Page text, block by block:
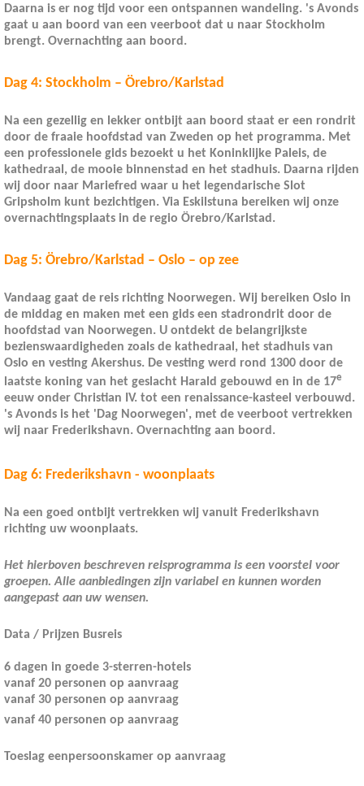
Daarna is er nog tijd voor een ontspannen wandeling. 's Avonds
gaat u aan boord van een veerboot dat u naar Stockholm
brengt. Overnachting aan boord.
Dag 4: Stockholm – Örebro/Karlstad
Na een gezellig en lekker ontbijt aan boord staat er een rondrit
door de fraaie hoofdstad van Zweden op het programma. Met
een professionele gids bezoekt u het Koninklijke Paleis, de
kathedraal, de mooie binnenstad en het stadhuis. Daarna rijden
wij door naar Mariefred waar u het legendarische Slot
Gripsholm kunt bezichtigen. Via Eskilstuna bereiken wij onze
overnachtingsplaats in de regio Örebro/Karlstad.
Dag 5: Örebro/Karlstad – Oslo – op zee
Vandaag gaat de reis richting Noorwegen. Wij bereiken Oslo in
de middag en maken met een gids een stadrondrit door de
hoofdstad van Noorwegen. U ontdekt de belangrijkste
bezienswaardigheden zoals de kathedraal, het stadhuis van
Oslo en vesting Akershus. De vesting werd rond 1300 door de
laatste koning van het geslacht Harald gebouwd en in de 17e
eeuw onder Christian IV. tot een renaissance-kasteel verbouwd.
's Avonds is het 'Dag Noorwegen', met de veerboot vertrekken
wij naar Frederikshavn. Overnachting aan boord.
Dag 6: Frederikshavn - woonplaats
Na een goed ontbijt vertrekken wij vanuit Frederikshavn
richting uw woonplaats.
Het hierboven beschreven reisprogramma is een voorstel voor
groepen. Alle aanbiedingen zijn variabel en kunnen worden
aangepast aan uw wensen.
Data / Prijzen Busreis
6 dagen in goede 3-sterren-hotels
vanaf 20 personen op aanvraag
vanaf 30 personen op aanvraag
vanaf 40 personen op aanvraag
Toeslag eenpersoonskamer op aanvraag